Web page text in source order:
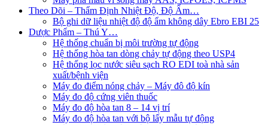
Theo Dõi – Thẩm Định Nhiệt Độ, Độ Ẩm…
Bộ ghi dữ liệu nhiệt độ độ ẩm không dây Ebro EBI 25
Dược Phẩm – Thú Y…
Hệ thống chuẩn bị môi trường tự động
Hệ thống hòa tan dòng chảy tự động theo USP4
Hệ thống lọc nước siêu sạch RO EDI​​ toà nhà sản
xuất/bệnh viện
Máy đo điểm nóng chảy – Máy đô độ kín
Máy đo độ cứng viên thuốc
Máy đo độ hòa tan 8 – 14 vị trí
Máy đo độ hòa tan với bộ lấy mẫu tự động